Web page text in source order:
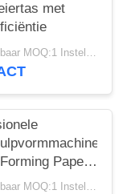
met
Bespreekbaar MOQ:1 Instellen
Paper
Productie
Bespreekbaar MOQ:1 Instellen